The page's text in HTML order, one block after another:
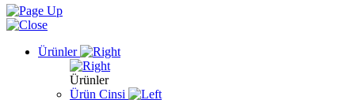
Ürünler
Ürünler
Ürün Cinsi